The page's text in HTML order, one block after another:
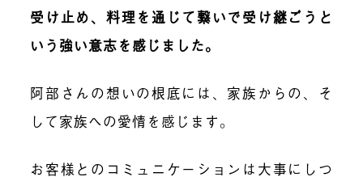
受け止め、料理を通じて繋いで受け継ごうと
いう強い意志を感じました。
阿部さんの想いの根底には、家族からの、そ
して家族への愛情を感じます。
お客様とのコミュニケーションは大事にしつ